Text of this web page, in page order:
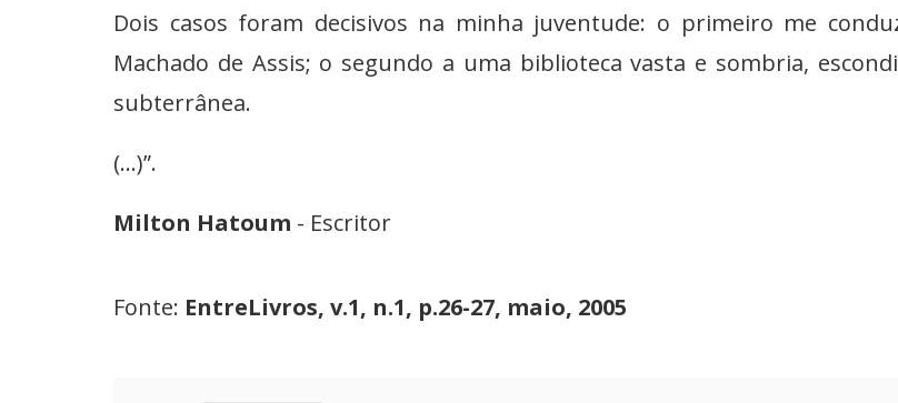
Dois casos foram decisivos na minha juventude: o primeiro me
Machado de Assis; o segundo a uma biblioteca vasta e sombria,
subterrânea.
(...)”.
Milton Hatoum - Escritor
Fonte: EntreLivros, v.1, n.1, p.26-27, maio, 2005